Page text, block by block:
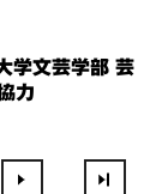
学文芸学部 芸
力